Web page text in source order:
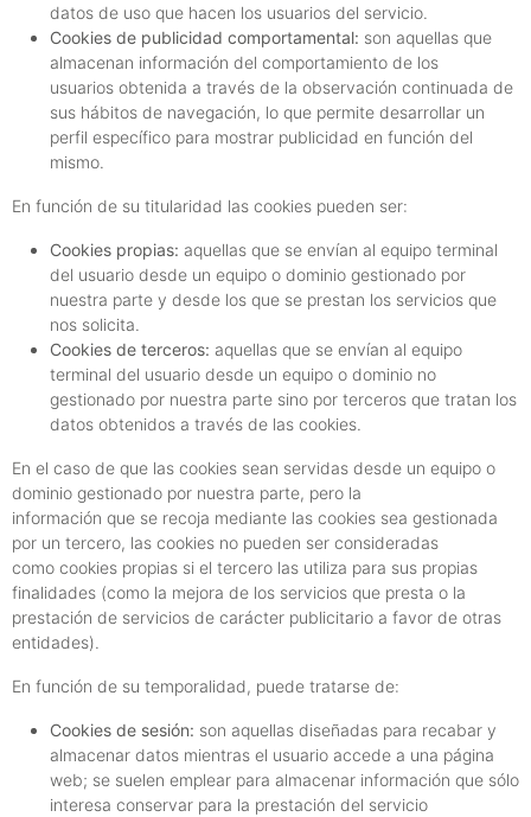
datos de uso que hacen los usuarios del servicio.
Cookies de publicidad comportamental: son aquellas que
almacenan información del comportamiento de los
usuarios obtenida a través de la observación continuada de
sus hábitos de navegación, lo que permite desarrollar un
perfil específico para mostrar publicidad en función del
mismo.
En función de su titularidad las cookies pueden ser:
Cookies propias: aquellas que se envían al equipo terminal
del usuario desde un equipo o dominio gestionado por
nuestra parte y desde los que se prestan los servicios que
nos solicita.
Cookies de terceros: aquellas que se envían al equipo
terminal del usuario desde un equipo o dominio no
gestionado por nuestra parte sino por terceros que tratan los
datos obtenidos a través de las cookies.
En el caso de que las cookies sean servidas desde un equipo o
dominio gestionado por nuestra parte, pero la
información que se recoja mediante las cookies sea gestionada
por un tercero, las cookies no pueden ser consideradas
como cookies propias si el tercero las utiliza para sus propias
finalidades (como la mejora de los servicios que presta o la
prestación de servicios de carácter publicitario a favor de otras
entidades).
En función de su temporalidad, puede tratarse de:
Cookies de sesión: son aquellas diseñadas para recabar y
almacenar datos mientras el usuario accede a una página
web; se suelen emplear para almacenar información que sólo
interesa conservar para la prestación del servicio